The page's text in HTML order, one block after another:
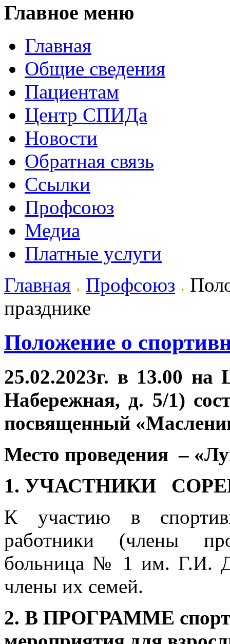
Главное меню
Главная
Общие сведения
Пациентам
Центр СПИДа
Новости
Обратная связь
Ссылки
Профсоюз
Медиа
Платные услуги
Главная
Профсоюз
празднике
Положение о
25.02.2023г. в 13.00
Набережная, д. 5/1)
посвященный
Место проведения –
1. УЧАСТНИКИ
К участию в
работники (члены
больница № 1 им. Г.И.
члены их семей.
2. В ПРОГРАММЕ